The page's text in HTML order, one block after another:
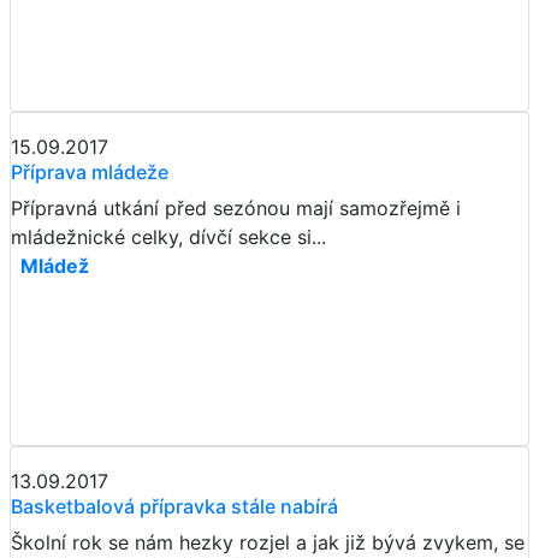
15.09.2017
Příprava mládeže
Přípravná utkání před sezónou mají samozřejmě i
mládežnické celky, dívčí sekce si...
Mládež
13.09.2017
Basketbalová přípravka stále nabírá
Školní rok se nám hezky rozjel a jak již bývá zvykem, se